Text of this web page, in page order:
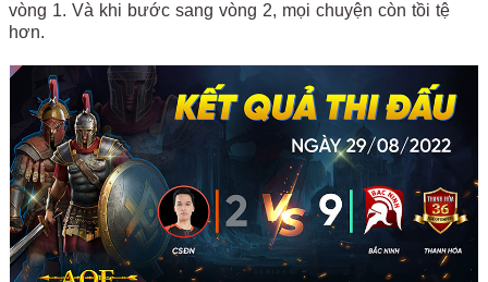
vòng 1. Và khi bước sang vòng 2, mọi chuyện còn tồi tệ
hơn.